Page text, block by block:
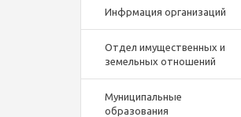
Инфрмация организаций
Отдел имущественных и
земельных отношений
Муниципальные
образования